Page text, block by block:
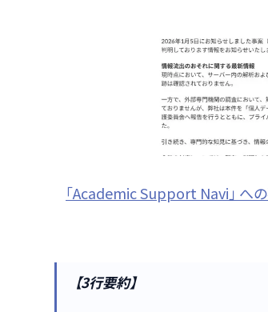
「Academic Support Navi」 へ
【3行要約】